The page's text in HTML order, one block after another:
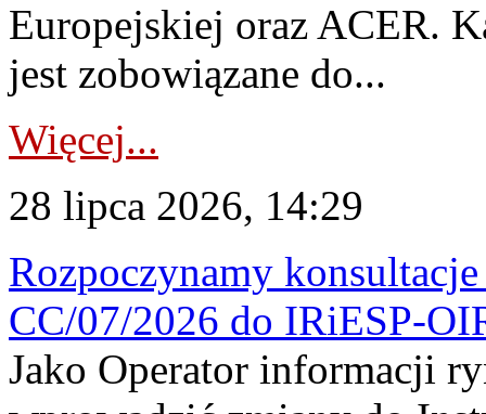
Europejskiej oraz ACER.
jest zobowiązane do...
Więcej...
28 lipca 2026, 14:29
Rozpoczynamy
CC/07/2026 do IRiESP-
Jako Operator informacji